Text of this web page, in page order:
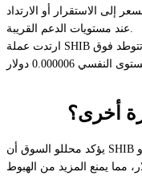
إلى الاستقرار أو الارتداد
عند مستويات الدعم القريبة.
ارتدت عملة SHIB مؤخرًا من منطقة 0.00000580 دولار وتتوطد فوق
يؤكد محللو السوق أن SHIB قد شكلت دعمًا رئيسيًا بين 0.00000580 دولار و